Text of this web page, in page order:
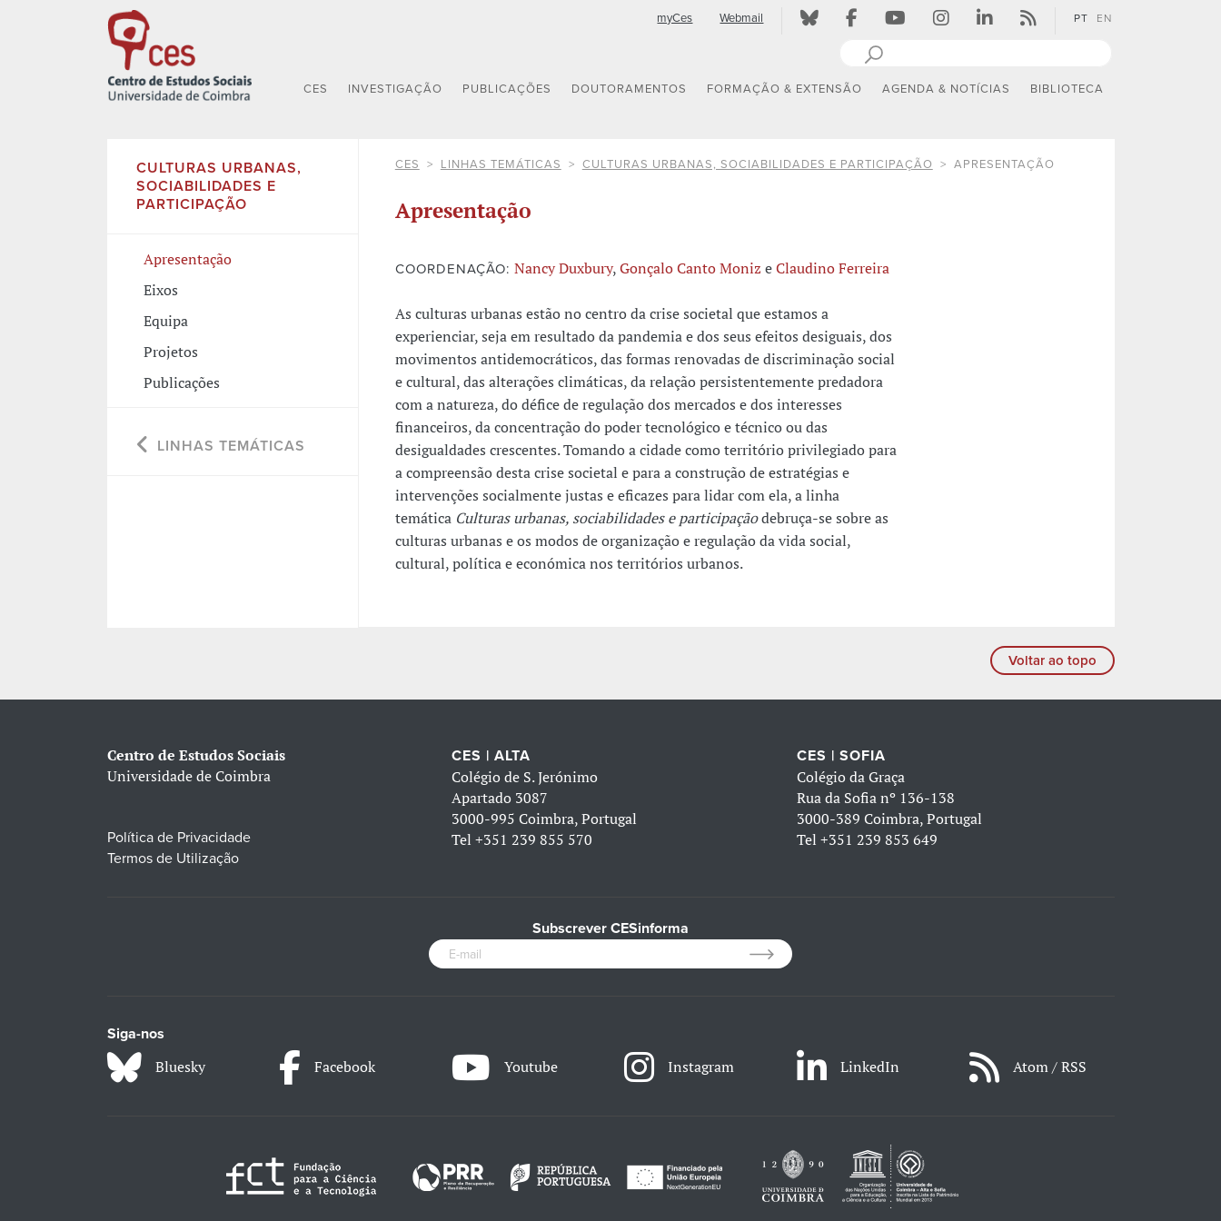
myCes Webmail PT EN
CES INVESTIGAÇÃO PUBLICAÇÕES DOUTORAMENTOS FORMAÇÃO & EXTENSÃO AGENDA & NOTÍCIAS BIBLIOTECA
CULTURAS URBANAS,
SOCIABILIDADES E
PARTICIPAÇÃO
Apresentação
Eixos
Equipa
Projetos
Publicações
LINHAS TEMÁTICAS
CES LINHAS TEMÁTICAS CULTURAS URBANAS, SOCIABILIDADES E PARTICIPAÇÃO APRESENTAÇÃO
Apresentação
COORDENAÇÃO: Nancy Duxbury,Gonçalo Canto Moniz eClaudino Ferreira
As culturas urbanas estão no centro da crise societal que estamos a
experienciar, seja em resultado da pandemia e dos seus efeitos desiguais, dos
movimentos antidemocráticos, das formas renovadas de discriminação social
e cultural, das alterações climáticas, da relação persistentemente predadora
com a natureza, do défice de regulação dos mercados e dos interesses
financeiros, da concentração do poder tecnológico e técnico ou das
desigualdades crescentes. Tomando a cidade como território privilegiado para
a compreensão desta crise societal e para a construção de estratégias e
intervenções socialmente justas e eficazes para lidar com ela, a linha
temática Culturas urbanas, sociabilidades e participaçãodebruça-se sobre as
culturas urbanas e os modos de organização e regulação da vida social,
cultural, política e económica nos territórios urbanos.
Voltar ao topo
Centro de Estudos Sociais
Universidade de Coimbra
Política de Privacidade
Termos de Utilização
CES | ALTA
Colégio de S. Jerónimo
Apartado 3087
3000-995 Coimbra, Portugal
Tel+351 239 855 570
CES | SOFIA
Colégio da Graça
Rua da Sofia nº 136-138
3000-389 Coimbra, Portugal
Tel +351 239 853 649
Subscrever CESinforma
Siga-nos
Bluesky Facebook Youtube Instagram LinkedIn Atom / RSS